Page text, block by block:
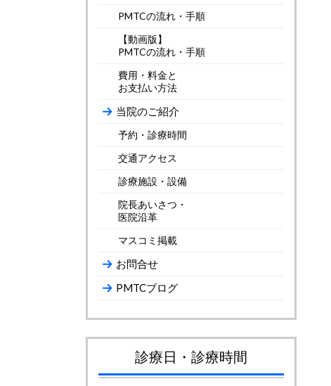
PMTCの流れ・手順
【動画版】
PMTCの流れ・手順
費用・料金と
お支払い方法
当院のご紹介
予約・診療時間
交通アクセス
診療施設・設備
院長あいさつ・
医院沿革
マスコミ掲載
お問合せ
PMTCブログ
診療日・診療時間